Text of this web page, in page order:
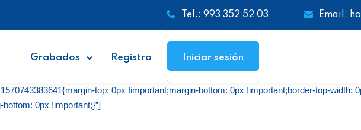
Tel.: 993 352 52 03 Email:
Grabados Registro Iniciar sesión
top: 0px !important;margin-bottom: 0px !important;border-top-width:
0px !important;}”]